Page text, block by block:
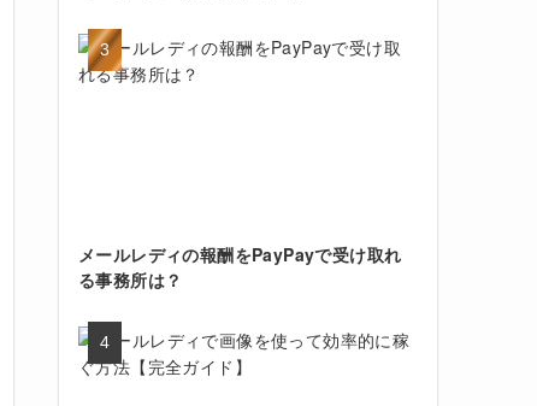
メールレディの報酬をPayPayで受け取れ
る事務所は？